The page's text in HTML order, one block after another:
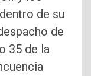
de su
de
35 de la